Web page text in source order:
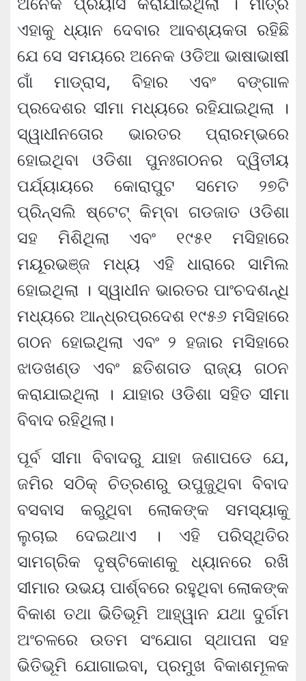
ଏହାକୁ ଧ୍ୟାନ ଦେବାର ଆବଶ୍ୟକତା ରହିଛି
ଯେ ସେ ସମୟରେ ଅନେକ ଓଡିଆ ଭାଷାଭାଷୀ
ଗାଁ ମାଡ୍ରାସ, ବିହାର ଏବଂ ବଙ୍ଗାଳ
ପ୍ରଦେଶର ସୀମା ମଧ୍ୟରେ ରହିଯାଇଥିଲା ।
ସ୍ୱାଧୀନତୋର ଭାରତର ପ୍ରାରମ୍ଭରେ
ହୋଇଥିବା ଓଡିଶା ପୁନଃଗଠନର ଦ୍ୱିତୀୟ
ପର୍ଯ୍ୟାୟରେ କୋରାପୁଟ ସମେତ ୨୭ଟି
ପ୍ରିନ୍ସଲି ଷ୍ଟେଟ୍ କିମ୍ବା ଗଡଜାତ ଓଡିଶା
ସହ ମିଶିଥିଲା ଏବଂ ୧୯୫୧ ମସିହାରେ
ମୟୂରଭଞ୍ଜ ମଧ୍ୟ ଏହି ଧାରାରେ ସାମିଲ
ହୋଇଥିଲା । ସ୍ୱାଧୀନ ଭାରତର ପାଂଚଦଶନ୍ଧି
ମଧ୍ୟରେ ଆନ୍ଧ୍ରପ୍ରଦେଶ ୧୯୫୬ ମସିହାରେ
ଗଠନ ହୋଇଥିଲା ଏବଂ ୨ ହଜାର ମସିହାରେ
ଝାଡଖଣ୍ଡ ଏବଂ ଛତିଶଗଡ ରାଜ୍ୟ ଗଠନ
କରାଯାଇଥିଲା । ଯାହାର ଓଡିଶା ସହିତ ସୀମା
ବିବାଦ ରହିଥିଲା।
ପୂର୍ବ ସୀମା ବିବାଦରୁ ଯାହା ଜଣାପଡେ ଯେ,
ଜମିର ସଠିକ୍ ଚିତ୍ରଣରୁ ଉପୁଜୁଥିବା ବିବାଦ
ବସବାସ କରୁଥିବା ଲୋକଙ୍କ ସମସ୍ୟାକୁ
ଲୁଚାଇ ଦେଇଥାଏ । ଏହି ପରିସ୍ଥିତିର
ସାମଗ୍ରିକ ଦୃଷ୍ଟିକୋଣକୁ ଧ୍ୟାନରେ ରଖି
ସୀମାର ଉଭୟ ପାର୍ଶ୍ବରେ ରହୁଥିବା ଲୋକଙ୍କ
ବିକାଶ ତଥା ଭିତିଭୂମି ଆହ୍ୱାନ ଯଥା ଦୁର୍ଗମ
ଅଂଚଳରେ ଉତମ ସଂଯୋଗ ସ୍ଥାପନା ସହ
ଭିତିଭୂମି ଯୋଗାଇବା, ପ୍ରମୁଖ ବିକାଶମୂଳକ